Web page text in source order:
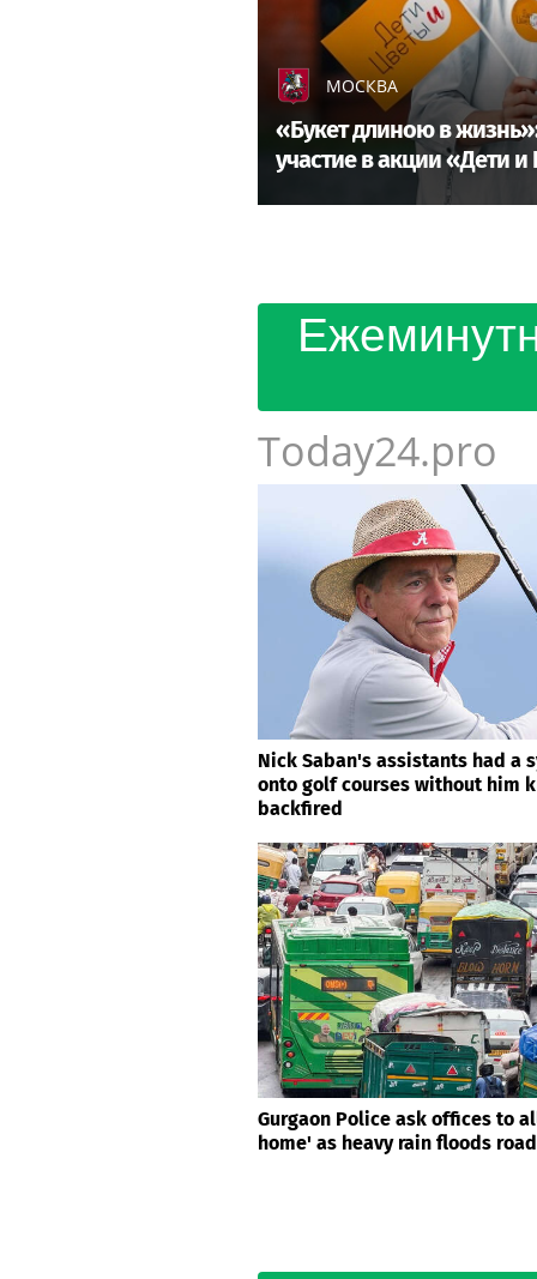
МОСКВА
«Букет длиною в
участие в акции «Дети
Today24.pro
Nick Saban's assistants had a
onto golf courses without him
backfired
Gurgaon Police ask offices to
home' as heavy rain floods